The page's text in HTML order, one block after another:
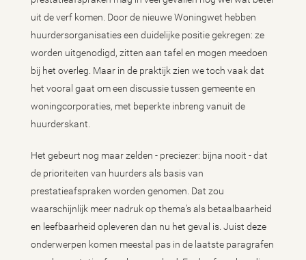
uit de verf komen. Door de nieuwe Woningwet hebben
huurdersorganisaties een duidelijke positie gekregen: ze
worden uitgenodigd, zitten aan tafel en mogen meedoen
bij het overleg. Maar in de praktijk zien we toch vaak dat
het vooral gaat om een discussie tussen gemeente en
woningcorporaties, met beperkte inbreng vanuit de
huurderskant.
Het gebeurt nog maar zelden - preciezer: bijna nooit - dat
de prioriteiten van huurders als basis van
prestatieafspraken worden genomen. Dat zou
waarschijnlijk meer nadruk op thema’s als betaalbaarheid
en leefbaarheid opleveren dan nu het geval is. Juist deze
onderwerpen komen meestal pas in de laatste paragrafen